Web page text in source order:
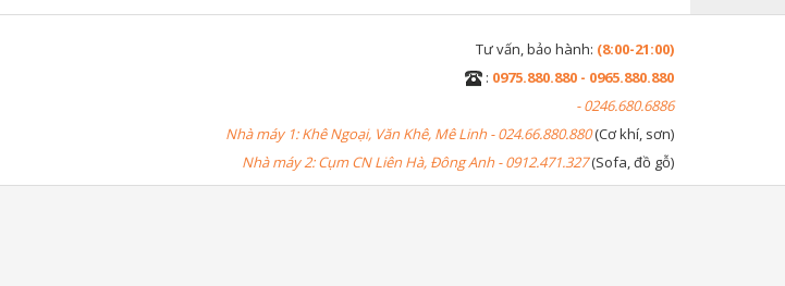
Tư vấn, bảo hành: (8:00-21:00)
: 0975.880.880 - 0965.880.880
- 0246.680.6886
Nhà máy 1: Khê Ngoại, Văn Khê, Mê Linh - 024.66.880.880(Cơ khí, sơn)
Nhà máy 2: Cụm CN Liên Hà, Đông Anh - 0912.471.327(Sofa, đồ gỗ)